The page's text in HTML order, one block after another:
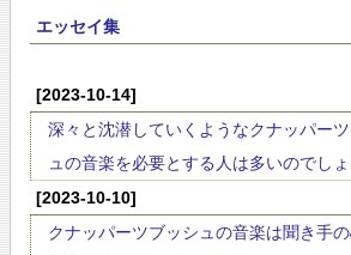
エッセイ集
[2023-10-14]
深々と沈潜していくようなクナッパー
ュの音楽を必要とする人は多いのでしょ
[2023-10-10]
クナッパーツブッシュの音楽は聞き手